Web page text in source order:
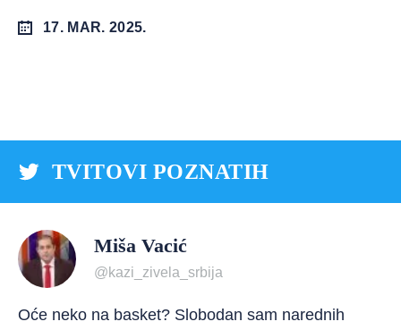
17. MAR. 2025.
TVITOVI POZNATIH
Miša Vacić
@kazi_zivela_srbija
Oće neko na basket? Slobodan sam narednih